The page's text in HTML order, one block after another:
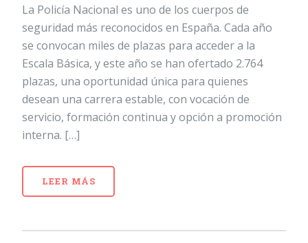
La Policía Nacional es uno de los cuerpos de
seguridad más reconocidos en España. Cada año
se convocan miles de plazas para acceder a la
Escala Básica, y este año se han ofertado 2.764
plazas, una oportunidad única para quienes
desean una carrera estable, con vocación de
servicio, formación continua y opción a promoción
interna. […]
LEER MÁS